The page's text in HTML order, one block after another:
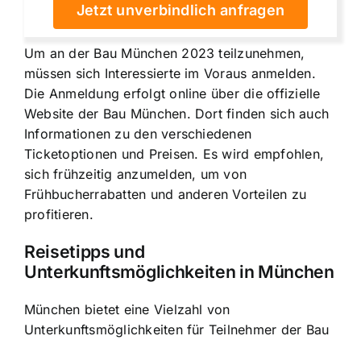
Jetzt unverbindlich anfragen
Um an der Bau München 2023 teilzunehmen,
müssen sich Interessierte im Voraus anmelden.
Die Anmeldung erfolgt online über die offizielle
Website der Bau München. Dort finden sich auch
Informationen zu den verschiedenen
Ticketoptionen und Preisen. Es wird empfohlen,
sich frühzeitig anzumelden, um von
Frühbucherrabatten und anderen Vorteilen zu
profitieren.
Reisetipps und
Unterkunftsmöglichkeiten in München
München bietet eine Vielzahl von
Unterkunftsmöglichkeiten für Teilnehmer der Bau